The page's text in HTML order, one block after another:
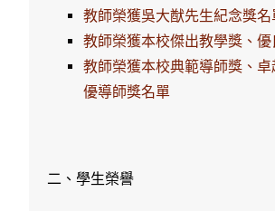
教師榮獲吳大猷先生紀念獎名
教師榮獲本校傑出教學獎、
教師榮獲本校典範導師獎、
優導師獎名單
二、學生榮譽